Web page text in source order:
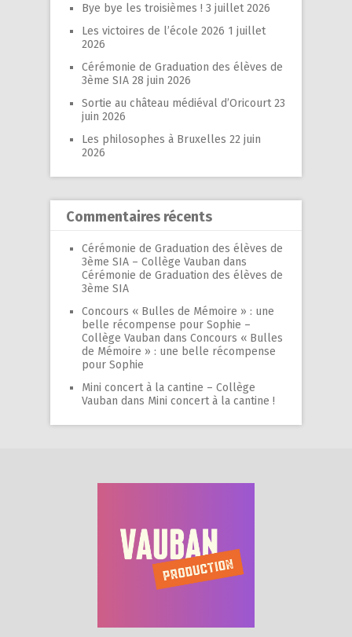
Bye bye les troisièmes ! 3 juillet 2026
Les victoires de l’école 2026 1 juillet
2026
Cérémonie de Graduation des élèves de
3ème SIA 28 juin 2026
Sortie au château médiéval d’Oricourt 23
juin 2026
Les philosophes à Bruxelles 22 juin
2026
Commentaires récents
Cérémonie de Graduation des élèves de
3ème SIA – Collège Vauban dans
Cérémonie de Graduation des élèves de
3ème SIA
Concours « Bulles de Mémoire » : une
belle récompense pour Sophie –
Collège Vauban dans Concours « Bulles
de Mémoire » : une belle récompense
pour Sophie
Mini concert à la cantine – Collège
Vauban dans Mini concert à la cantine !